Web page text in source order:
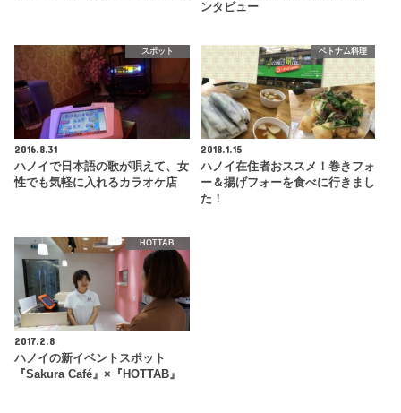
ンタビュー
スポット
2016.8.31
ハノイで日本語の歌が唄えて、女
性でも気軽に入れるカラオケ店
ベトナム料理
2018.1.15
ハノイ在住者おススメ！巻きフォ
ー＆揚げフォーを食べに行きまし
た！
HOTTAB
2017.2.8
ハノイの新イベントスポット
『Sakura Café』×『HOTTAB』